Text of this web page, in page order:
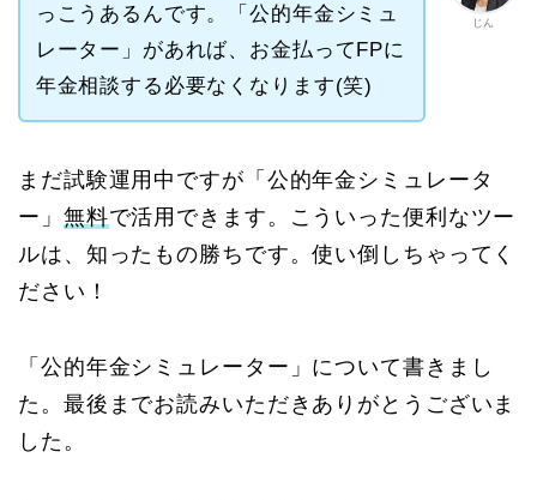
じん
っこうあるんです。「公的年金シミュ
レーター」があれば、お金払ってFPに
年金相談する必要なくなります(笑)
まだ試験運用中ですが「公的年金シミュレータ
ー」 無料で活用できます。こういった便利なツー
ルは、知ったもの勝ちです。使い倒しちゃってく
ださい！
「公的年金シミュレーター」について書きまし
た。最後までお読みいただきありがとうございま
した。